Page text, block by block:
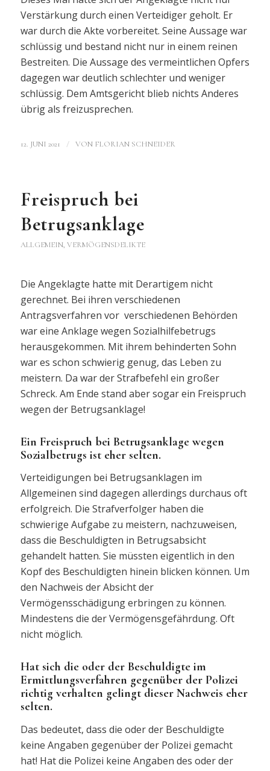
Verstärkung durch einen Verteidiger geholt. Er
war durch die Akte vorbereitet. Seine Aussage war
schlüssig und bestand nicht nur in einem reinen
Bestreiten. Die Aussage des vermeintlichen Opfers
dagegen war deutlich schlechter und weniger
schlüssig. Dem Amtsgericht blieb nichts Anderes
übrig als freizusprechen.
12. JUNI 2021 / VON FLORIAN SCHNEIDER
Freispruch bei
Betrugsanklage
ALLGEMEIN, VERMÖGENSDELIKTE
Die Angeklagte hatte mit Derartigem nicht
gerechnet. Bei ihren verschiedenen
Antragsverfahren vor verschiedenen Behörden
war eine Anklage wegen Sozialhilfebetrugs
herausgekommen. Mit ihrem behinderten Sohn
war es schon schwierig genug, das Leben zu
meistern. Da war der Strafbefehl ein großer
Schreck. Am Ende stand aber sogar ein Freispruch
wegen der Betrugsanklage!
Ein Freispruch bei Betrugsanklage wegen
Sozialbetrugs ist eher selten.
Verteidigungen bei Betrugsanklagen im
Allgemeinen sind dagegen allerdings durchaus oft
erfolgreich. Die Strafverfolger haben die
schwierige Aufgabe zu meistern, nachzuweisen,
dass die Beschuldigten in Betrugsabsicht
gehandelt hatten. Sie müssten eigentlich in den
Kopf des Beschuldigten hinein blicken können. Um
den Nachweis der Absicht der
Vermögensschädigung erbringen zu können.
Mindestens die der Vermögensgefährdung. Oft
nicht möglich.
Hat sich die oder der Beschuldigte im
Ermittlungsverfahren gegenüber der Polizei
richtig verhalten gelingt dieser Nachweis eher
selten.
Das bedeutet, dass die oder der Beschuldigte
keine Angaben gegenüber der Polizei gemacht
hat! Hat die Polizei keine Angaben des oder der